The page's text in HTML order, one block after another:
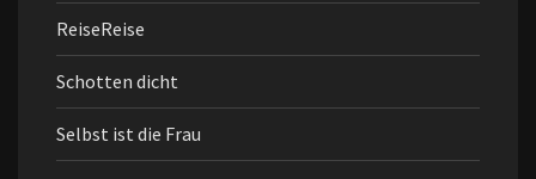
ReiseReise
Schotten dicht
Selbst ist die Frau